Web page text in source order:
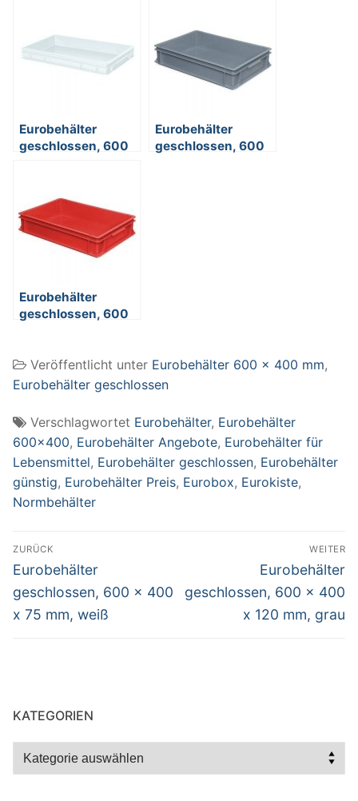
Eurobehälter
geschlossen, 600
Eurobehälter
geschlossen, 600
Eurobehälter
geschlossen, 600
Veröffentlicht unter Eurobehälter 600 x 400 mm,
Eurobehälter geschlossen
Verschlagwortet Eurobehälter, Eurobehälter
600x400, Eurobehälter Angebote, Eurobehälter für
Lebensmittel, Eurobehälter geschlossen, Eurobehälter
günstig, Eurobehälter Preis, Eurobox, Eurokiste,
Normbehälter
Beitragsnavigation
ZURÜCK
Vorheriger
Beitrag:
Eurobehälter
geschlossen, 600 x 400
x 75 mm, weiß
WEITER
Nächster
Beitrag:
Eurobehälter
geschlossen, 600 x 400
x 120 mm, grau
KATEGORIEN
Kategorien